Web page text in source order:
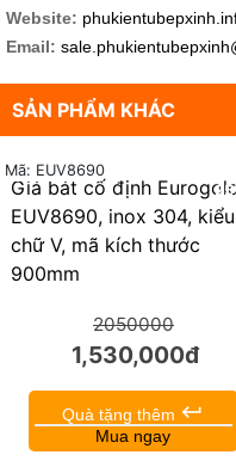
Website:
Email:
SẢN PHẨM KHÁC
Giá bát cố định
EUV8690, inox 304, kiểu
chữ V, mã kích thước
900mm
Mã: EUV8690
2050000
1,530,000đ
Quà tặng thêm keyboard_return
Mua ngay